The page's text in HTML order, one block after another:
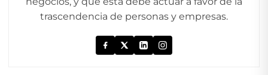
trascendencia de personas y empresas.